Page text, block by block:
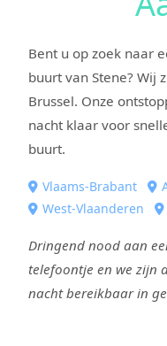
Bent u op zoek naar
buurt van Stene? Wij
Brussel. Onze
nacht klaar voor
buurt.
Vlaams-Brabant
West-Vlaanderen
Dringend nood aan
telefoontje en we zijn
nacht bereikbaar in